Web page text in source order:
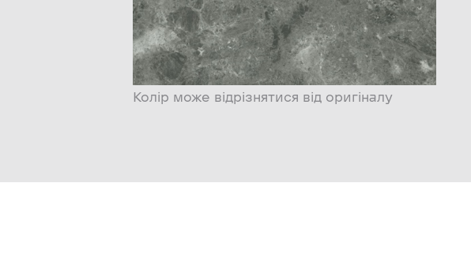
Колір може відрізнятися від оригіналу